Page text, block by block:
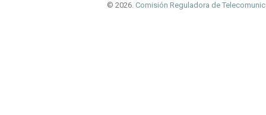
© 2026. Comisión Reguladora de